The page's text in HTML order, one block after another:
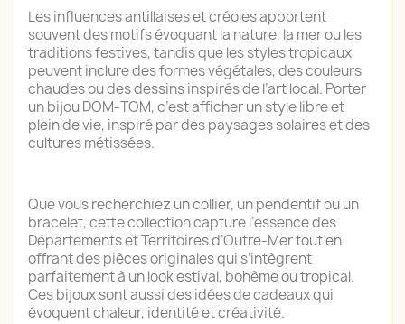
Les influences antillaises et créoles apportent
souvent des motifs évoquant la nature, la mer ou les
traditions festives, tandis que les styles tropicaux
peuvent inclure des formes végétales, des couleurs
chaudes ou des dessins inspirés de l’art local. Porter
un bijou DOM‑TOM, c’est afficher un style libre et
plein de vie, inspiré par des paysages solaires et des
cultures métissées.
Que vous recherchiez un collier, un pendentif ou un
bracelet, cette collection capture l’essence des
Départements et Territoires d’Outre‑Mer tout en
offrant des pièces originales qui s’intègrent
parfaitement à un look estival, bohème ou tropical.
Ces bijoux sont aussi des idées de cadeaux qui
évoquent chaleur, identité et créativité.